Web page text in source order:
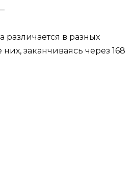
в разных
заканчиваясь через 168